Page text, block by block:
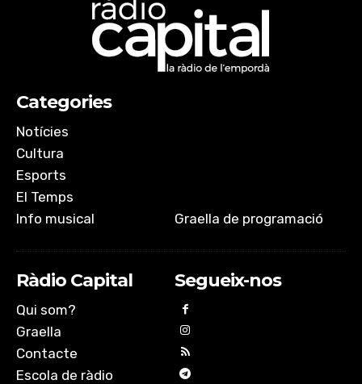
Categories
Notícies
Cultura
Esports
El Temps
Info musical
Graella de programació
Ràdio Capital
Qui som?
Graella
Contacte
Escola de ràdio
Segueix-nos